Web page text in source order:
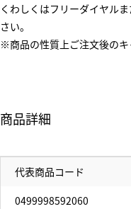
くわしくはフリーダイヤル
さい。
※商品の性質上ご注文後のキ
商品詳細
代表商品コード
0499998592060